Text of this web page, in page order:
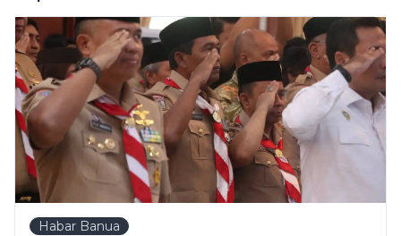
Bentuk
Generasi
Emas
Habar Banua